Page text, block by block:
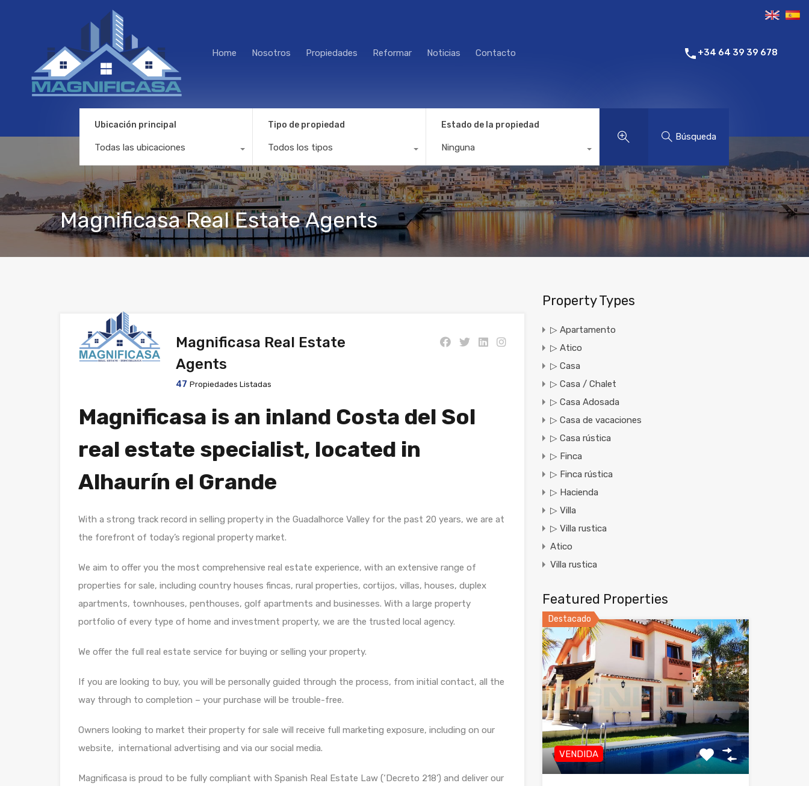
Home Nosotros Propiedades Reformar Noticias Contacto +34 64 39 39 678
Ubicación principal
Todas las ubicaciones
Tipo de propiedad
Todos los tipos
Estado de la propiedad
Ninguna
Búsqueda
Magnificasa Real Estate Agents
Magnificasa Real Estate
Agents
47 Propiedades Listadas
Magnificasa is an inland Costa del Sol
real estate specialist, located in
Alhaurín el Grande
With a strong track record in selling property in the Guadalhorce Valley for the past 20 years, we are at
the forefront of today’s regional property market.
We aim to offer you the most comprehensive real estate experience, with an extensive range of
properties for sale, including country houses fincas, rural properties, cortijos, villas, houses, duplex
apartments, townhouses, penthouses, golf apartments and businesses. With a large property
portfolio of every type of home and investment property, we are the trusted local agency.
We offer the full real estate service for buying or selling your property.
If you are looking to buy, you will be personally guided through the process, from initial contact, all the
way through to completion – your purchase will be trouble-free.
Owners looking to market their property for sale will receive full marketing exposure, including on our
website, international advertising and via our social media.
Magnificasa is proud to be fully compliant with Spanish Real Estate Law (‘Decreto 218’) and deliver our
Property Types
▷ Apartamento
▷ Atico
▷ Casa
▷ Casa / Chalet
▷ Casa Adosada
▷ Casa de vacaciones
▷ Casa rústica
▷ Finca
▷ Finca rústica
▷ Hacienda
▷ Villa
▷ Villa rustica
Atico
Villa rustica
Featured Properties
Destacado
VENDIDA